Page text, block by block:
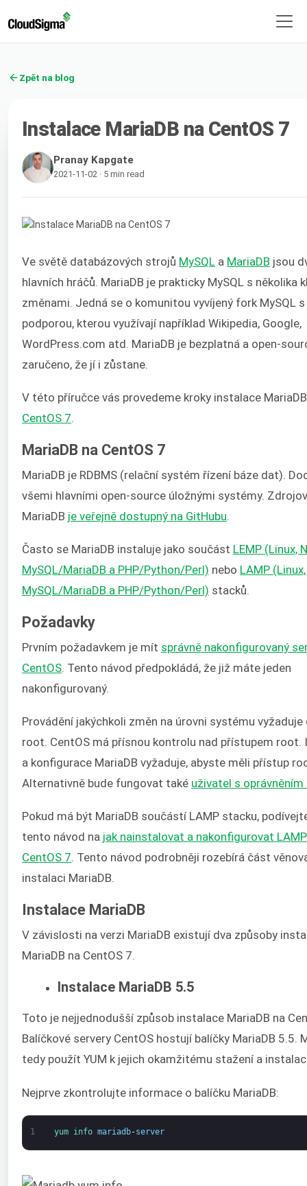
Zpět na blog
Instalace MariaDB na CentOS 7
Pranay Kapgate
2021-11-02 · 5 min read
Ve světě databázových strojů MySQL a MariaDB jsou
hlavních hráčů. MariaDB je prakticky MySQL s několika
změnami. Jedná se o komunitou vyvíjený fork MySQL
podporou, kterou využívají například Wikipedia, Google,
WordPress.com atd. MariaDB je bezplatná a open-
zaručeno, že jí i zůstane.
V této příručce vás provedeme kroky instalace
CentOS 7.
MariaDB na CentOS 7
MariaDB je RDBMS (relační systém řízení báze dat).
všemi hlavními open-source úložnými systémy.
MariaDB je veřejně dostupný na GitHubu
Často se MariaDB instaluje jako součást LEMP (Linux,
MySQL/MariaDB a PHP/Python/Perl) nebo LAMP
MySQL/MariaDB a PHP/Python/Perl) stacků.
Požadavky
Prvním požadavkem je mít správně nakonfigurovaný
CentOS . Tento návod předpokládá, že již máte jeden
nakonfigurovaný.
Provádění jakýchkoli změn na úrovni systému vyžaduje
root. CentOS má přísnou kontrolu nad přístupem root.
a konfigurace MariaDB vyžaduje, abyste měli přístup
Alternativně bude fungovat také uživatel s oprávněním
Pokud má být MariaDB součástí LAMP stacku,
tento návod na jak nainstalovat a nakonfigurovat
CentOS 7. Tento návod podrobněji rozebírá část
instalaci MariaDB.
Instalace MariaDB
V závislosti na verzi MariaDB existují dva způsoby
MariaDB na CentOS 7.
Instalace MariaDB 5.5
Toto je nejjednodušší způsob instalace MariaDB na
Balíčkové servery CentOS hostují balíčky MariaDB 5.5.
tedy použít YUM k jejich okamžitému stažení a
Nejprve zkontrolujte informace o balíčku MariaDB:
1 yum info mariadb-server